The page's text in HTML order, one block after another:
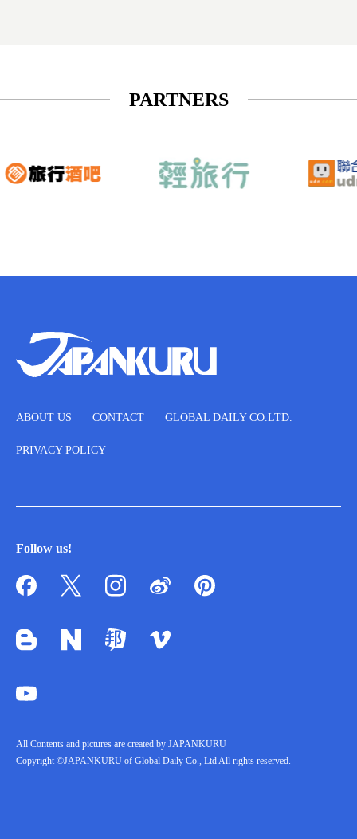
PARTNERS
ABOUT US CONTACT GLOBAL DAILY CO.LTD.
PRIVACY POLICY
Follow us!
All Contents and pictures are created by JAPANKURU
Copyright ©JAPANKURU of Global Daily Co., Ltd All rights reserved.